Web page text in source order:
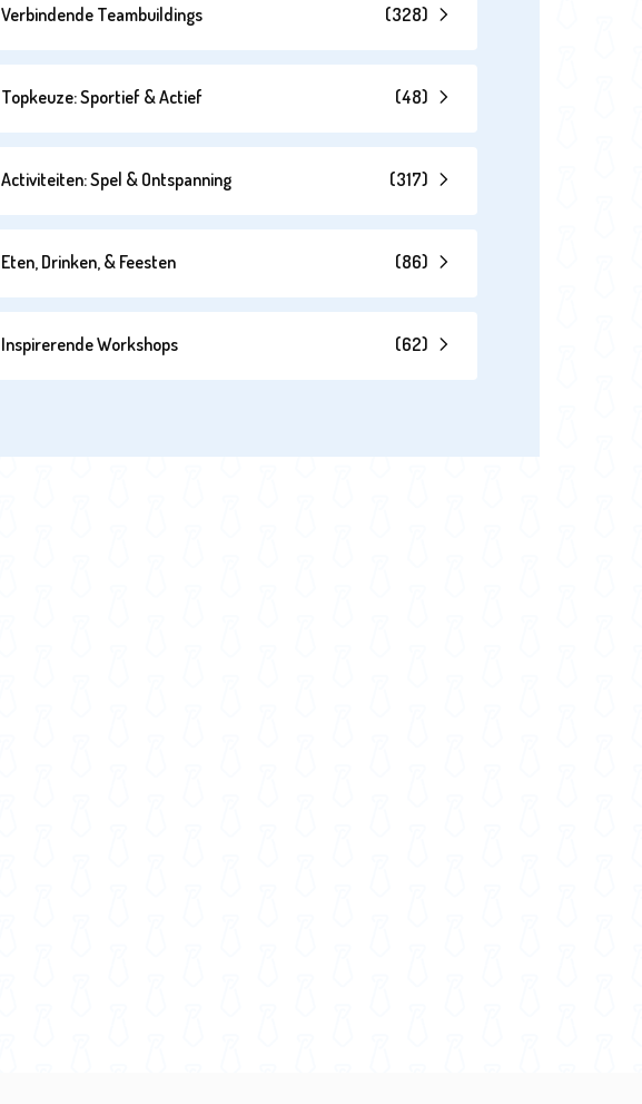
Verbindende Teambuildings (328)
Topkeuze: Sportief & Actief (48)
Activiteiten: Spel & Ontspanning (317)
Eten, Drinken, & Feesten (86)
Inspirerende Workshops (62)